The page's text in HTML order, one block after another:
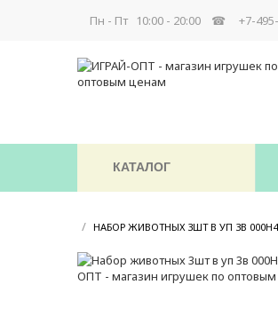
Пн - Пт 10:00 - 20:00 ☎ +7-
КАТАЛОГ
/ НАБОР ЖИВОТНЫХ 3ШТ В УП 3В